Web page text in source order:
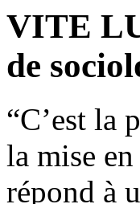
VITE
de
“C’est la
la mise
répond à